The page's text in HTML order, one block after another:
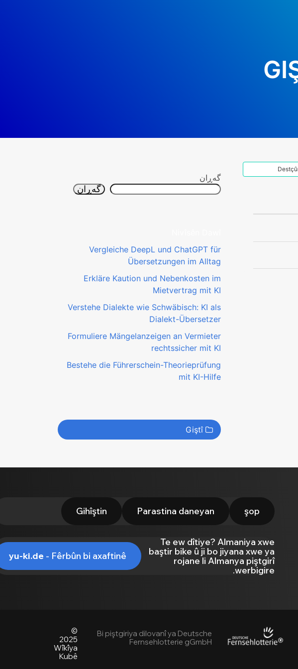
گه‌ڕان
گه‌ڕان
Vergleiche DeepL und ChatGPT für
Übersetzungen im Alltag
Erkläre Kaution und Nebenkosten im
Mietvertrag mit KI
Verstehe Dialekte wie Schwäbisch: KI als
Dialekt-Übersetzer
Formuliere Mängelanzeigen an Vermieter
rechtssicher mit KI
Bestehe die Führerschein-Theorieprüfung
mit KI-Hilfe
Giştî
Bi piştgiriya dilovanî ya Deutsche
Fernsehlotterie gGmbH
©
2025
Wîkîya
Kubê
şop
Parastina daneyan
Gihîştin
Te ew dîtiye? Almaniya xwe
baştir bike û ji bo jiyana xwe ya
rojane li Almanya piştgirî
werbigire.
yu-ki.de - Fêrbûn bi axaftinê